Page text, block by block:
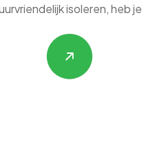
isoleren, heb je